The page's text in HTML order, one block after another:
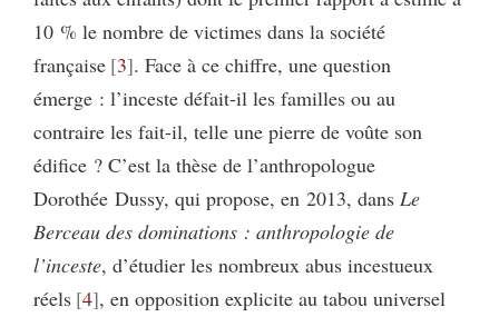
10 % le nombre de victimes dans la société
française 3 . Face à ce chiffre, une question
émerge : l’inceste défait-il les familles ou au
contraire les fait-il, telle une pierre de voûte son
édifice ? C’est la thèse de l’anthropologue
Dorothée Dussy, qui propose, en 2013, dans Le
Berceau des dominations : anthropologie de
l’inceste, d’étudier les nombreux abus incestueux
réels 4 , en opposition explicite au tabou universel